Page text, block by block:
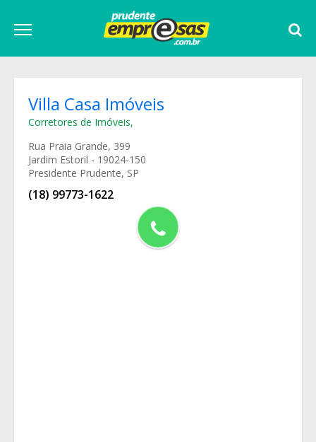
Villa Casa Imóveis
Corretores de Imóveis,
Rua Praia Grande, 399
Jardim Estoril - 19024-150
Presidente Prudente, SP
(18) 99773-1622